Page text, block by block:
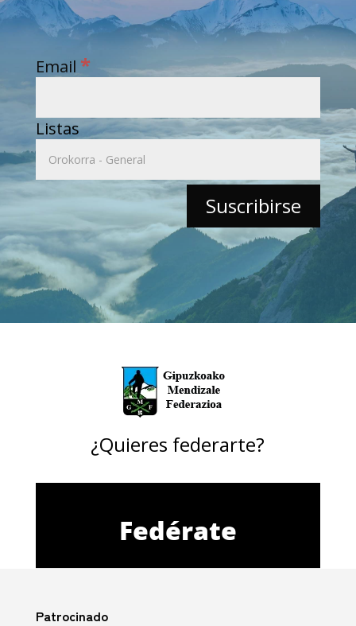
Email *
Listas
¿Quieres federarte?
Fedérate
Patrocinado